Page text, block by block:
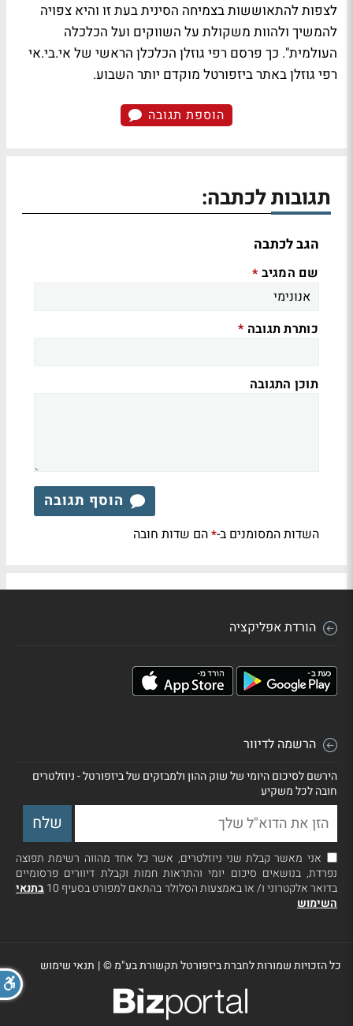
לצפות להתאוששות בצמיחה הסינית בעת זו והיא צפויה
להמשיך ולהוות משקולת על השווקים ועל הכלכלה
העולמית". כך פרסם רפי גוזלן הכלכלן הראשי של אי.בי.אי
רפי גוזלן באתר ביזפורטל מוקדם יותר השבוע.
הוספת תגובה
תגובות לכתבה:
הגב לכתבה
שם המגיב *
כותרת תגובה *
תוכן התגובה
הוסף תגובה
השדות המסומנים ב-*הם שדות חובה
הורדת אפליקציה
הרשמה לדיוור
הירשם לסיכום היומי של שוק ההון ולמבזקים של ביזפורטל - ניוזלטרים
חובה לכל משקיע
אני מאשר קבלת שני ניוזלטרים, אשר כל אחד מהווה רשימת תפוצה
נפרדת, בנושאים סיכום יומי והתראות חמות וקבלת דיוורים פרסומיים
בדואר אלקטרוני ו/ או באמצעות הסלולר בהתאם למפורט בסעיף 10
בתנאי
השימוש
כל הזכויות שמורות לחברת ביזפורטל תקשורת בע"מ ©| תנאי שימוש